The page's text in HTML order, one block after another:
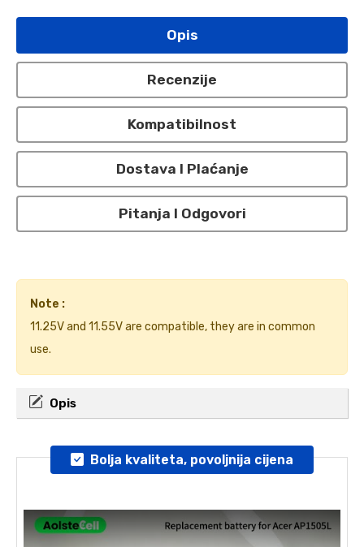
Opis
Recenzije
Kompatibilnost
Dostava I Plaćanje
Pitanja I Odgovori
Note :
11.25V and 11.55V are compatible, they are in common
use.
Opis
Bolja kvaliteta, povoljnija cijena